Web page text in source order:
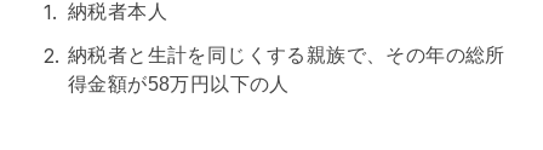
納税者本人
納税者と生計を同じくする親族で、その年の総所
得金額が58万円以下の人